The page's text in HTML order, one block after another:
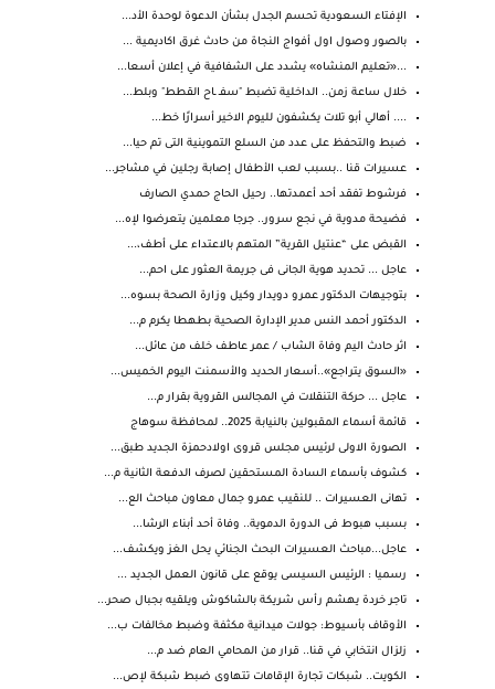
الإفتاء السعودية تحسم الجدل بشأن الدعوة لوحدة الأد...
بالصور وصول اول أفواج النجاة من حادث غرق اكاديمية ...
...«تعليم المنشاه» يشدد على الشفافية في إعلان أسعا...
خلال ساعة زمن.. الداخلية تضبط "سفـ ـاح القطط" وبلط...
.... أهالي أبو تلات يكشفون لليوم الاخير أسرارًا خط...
ضبط والتحفظ على عدد من السلع التموينية التى تم حيا...
عسيرات قنا ..بسبب لعب الأطفال إصابة رجلين في مشاجر...
فرشوط تفقد أحد أعمدتها.. رحيل الحاج حمدي الصارف
فضيحة مدوية في نجع سرور.. جرجا معلمين يتعرضوا لإه...
القبض على “عنتيل القرية” المتهم بالاعتداء على أطف،...
عاجل ... تحديد هوية الجانى فى جريمة العثور على احم...
بتوجيهات الدكتور عمرو دويدار وكيل وزارة الصحة بسوه...
الدكتور أحمد النس مدير الإدارة الصحية بطهطا يكرم م...
اثر حادث اليم وفاة الشاب / عمر عاطف خلف من ‏عائل...
«السوق يتراجع»..أسعار الحديد والأسمنت اليوم الخميس...
عاجل ... حركة التنقلات في المجالس القروية بقرار م...
قائمة أسماء المقبولين بالنيابة 2025.. لمحافظة سوهاج
الصورة الاولى لرئيس مجلس قروى اولادحمزة الجديد طبق...
كشوف بأسماء السادة المستحقين لصرف الدفعة الثانية م...
تهانى العسيرات .. للنقيب عمرو جمال معاون مباحث الع...
بسبب هبوط فى الدورة الدموية.. وفاة أحد أبناء الرشا...
عاجل...مباحث العسيرات البحث الجنائي يحل الغز ويكشف...
رسميا : الرئيس السيسى يوقع على قانون العمل الجديد ...
تاجر خردة يهشم رأس شريكة بالشاكوش ويلقيه بجبال صحر...
الأوقاف بأسيوط: جولات ميدانية مكثفة وضبط مخالفات ب...
زلزال انتخابي في قنا.. قرار من المحامي العام ضد م...
الكويت.. شبكات تجارة الإقامات تتهاوى ضبط شبكة لإص...